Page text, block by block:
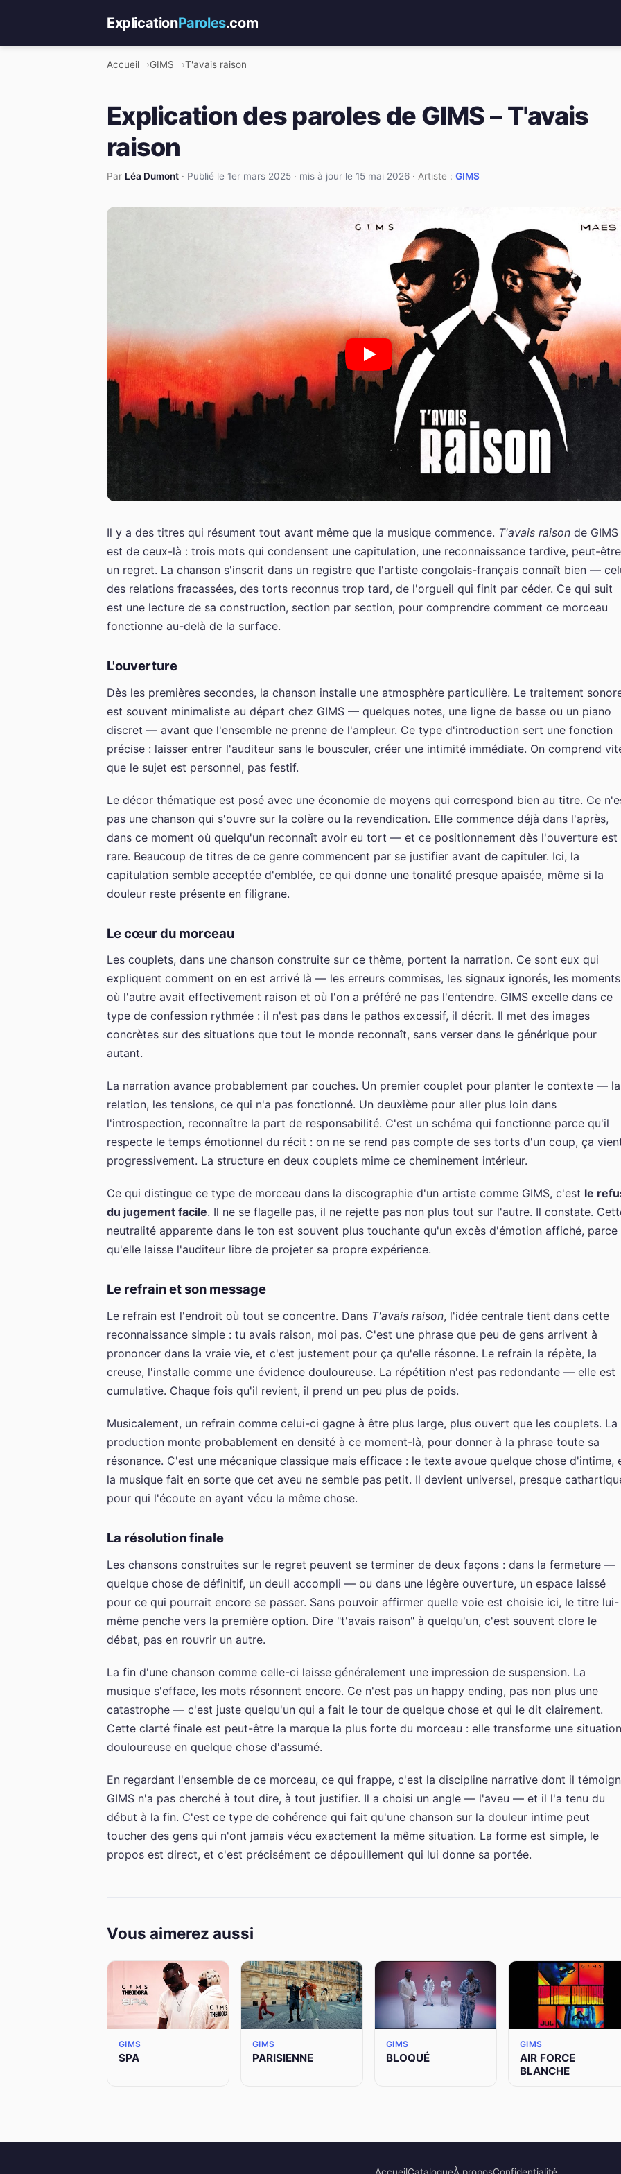
ExplicationParoles.com
Accueil GIMS T'avais raison
Explication des paroles de GIMS – T'avais
raison
Par Léa Dumont · Publié le 1er mars 2025 · mis à jour le 15 mai 2026 · Artiste : GIMS
Il y a des titres qui résument tout avant même que la musique commence. T'avais raison de GIMS
est de ceux-là : trois mots qui condensent une capitulation, une reconnaissance tardive, peut-être
un regret. La chanson s'inscrit dans un registre que l'artiste congolais-français connaît bien —
des relations fracassées, des torts reconnus trop tard, de l'orgueil qui finit par céder. Ce qui suit
est une lecture de sa construction, section par section, pour comprendre comment ce morceau
fonctionne au-delà de la surface.
L'ouverture
Dès les premières secondes, la chanson installe une atmosphère particulière. Le traitement
est souvent minimaliste au départ chez GIMS — quelques notes, une ligne de basse ou un piano
discret — avant que l'ensemble ne prenne de l'ampleur. Ce type d'introduction sert une fonction
précise : laisser entrer l'auditeur sans le bousculer, créer une intimité immédiate. On comprend
que le sujet est personnel, pas festif.
Le décor thématique est posé avec une économie de moyens qui correspond bien au titre. Ce
pas une chanson qui s'ouvre sur la colère ou la revendication. Elle commence déjà dans l'après,
dans ce moment où quelqu'un reconnaît avoir eu tort — et ce positionnement dès l'ouverture est
rare. Beaucoup de titres de ce genre commencent par se justifier avant de capituler. Ici, la
capitulation semble acceptée d'emblée, ce qui donne une tonalité presque apaisée, même si la
douleur reste présente en filigrane.
Le cœur du morceau
Les couplets, dans une chanson construite sur ce thème, portent la narration. Ce sont eux qui
expliquent comment on en est arrivé là — les erreurs commises, les signaux ignorés, les moments
où l'autre avait effectivement raison et où l'on a préféré ne pas l'entendre. GIMS excelle dans ce
type de confession rythmée : il n'est pas dans le pathos excessif, il décrit. Il met des images
concrètes sur des situations que tout le monde reconnaît, sans verser dans le générique pour
autant.
La narration avance probablement par couches. Un premier couplet pour planter le contexte — la
relation, les tensions, ce qui n'a pas fonctionné. Un deuxième pour aller plus loin dans
l'introspection, reconnaître la part de responsabilité. C'est un schéma qui fonctionne parce qu'il
respecte le temps émotionnel du récit : on ne se rend pas compte de ses torts d'un coup, ça
progressivement. La structure en deux couplets mime ce cheminement intérieur.
Ce qui distingue ce type de morceau dans la discographie d'un artiste comme GIMS, c'est le
du jugement facile. Il ne se flagelle pas, il ne rejette pas non plus tout sur l'autre. Il constate.
neutralité apparente dans le ton est souvent plus touchante qu'un excès d'émotion affiché, parce
qu'elle laisse l'auditeur libre de projeter sa propre expérience.
Le refrain et son message
Le refrain est l'endroit où tout se concentre. Dans T'avais raison, l'idée centrale tient dans cette
reconnaissance simple : tu avais raison, moi pas. C'est une phrase que peu de gens arrivent à
prononcer dans la vraie vie, et c'est justement pour ça qu'elle résonne. Le refrain la répète, la
creuse, l'installe comme une évidence douloureuse. La répétition n'est pas redondante — elle est
cumulative. Chaque fois qu'il revient, il prend un peu plus de poids.
Musicalement, un refrain comme celui-ci gagne à être plus large, plus ouvert que les couplets. La
production monte probablement en densité à ce moment-là, pour donner à la phrase toute sa
résonance. C'est une mécanique classique mais efficace : le texte avoue quelque chose d'intime,
la musique fait en sorte que cet aveu ne semble pas petit. Il devient universel, presque
pour qui l'écoute en ayant vécu la même chose.
La résolution finale
Les chansons construites sur le regret peuvent se terminer de deux façons : dans la fermeture —
quelque chose de définitif, un deuil accompli — ou dans une légère ouverture, un espace laissé
pour ce qui pourrait encore se passer. Sans pouvoir affirmer quelle voie est choisie ici, le titre lui-
même penche vers la première option. Dire "t'avais raison" à quelqu'un, c'est souvent clore le
débat, pas en rouvrir un autre.
La fin d'une chanson comme celle-ci laisse généralement une impression de suspension. La
musique s'efface, les mots résonnent encore. Ce n'est pas un happy ending, pas non plus une
catastrophe — c'est juste quelqu'un qui a fait le tour de quelque chose et qui le dit clairement.
Cette clarté finale est peut-être la marque la plus forte du morceau : elle transforme une situation
douloureuse en quelque chose d'assumé.
En regardant l'ensemble de ce morceau, ce qui frappe, c'est la discipline narrative dont il
GIMS n'a pas cherché à tout dire, à tout justifier. Il a choisi un angle — l'aveu — et il l'a tenu du
début à la fin. C'est ce type de cohérence qui fait qu'une chanson sur la douleur intime peut
toucher des gens qui n'ont jamais vécu exactement la même situation. La forme est simple, le
propos est direct, et c'est précisément ce dépouillement qui lui donne sa portée.
Vous aimerez aussi
GIMS
SPA
GIMS
PARISIENNE
GIMS
BLOQUÉ
GIMS
AIR FORCE
BLANCHE